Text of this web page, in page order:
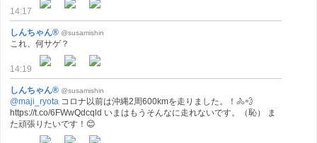
14:17
しんちゃん® @susamishin
これ、何サゲ？
14:19
しんちゃん® @susamishin
@maji_ryota コロナ以前は沖縄2周600kmを走りました。！🚴💨
https://t.co/6FWwQdcqld いまはもうそんなに走れないです。（恥） ま
た頑張りたいです！😊